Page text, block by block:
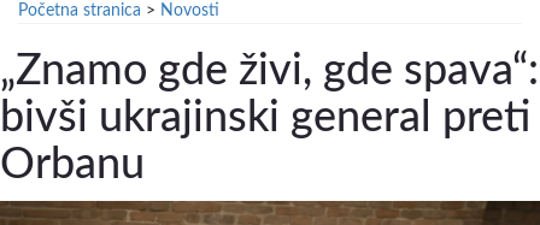
Početna stranica > Novosti
„Znamo gde živi, gde spava“:
bivši ukrajinski general preti
Orbanu